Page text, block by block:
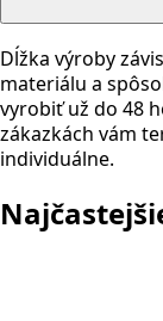
Dĺžka výroby
materiálu a
vyrobiť už do 48
zákazkách vám
individuálne.